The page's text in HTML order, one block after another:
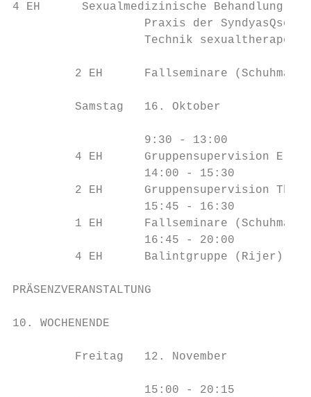
4 EH      Sexualmedizinische Behandlung
Praxis der
Technik
         2 EH      Fallseminare (Schuhmann)
         Samstag   16. Oktober
                   9:30 - 13:00
4 EH      Gruppensupervision
                   14:00 - 15:30
2 EH      Gruppensupervision
                   15:45 - 16:30
         1 EH      Fallseminare (Schuhmann)
                   16:45 - 20:00
         4 EH      Balintgruppe (Rijer)
PRÄSENZVERANSTALTUNG
10. WOCHENENDE
         Freitag   12. November
                   15:00 - 20:15